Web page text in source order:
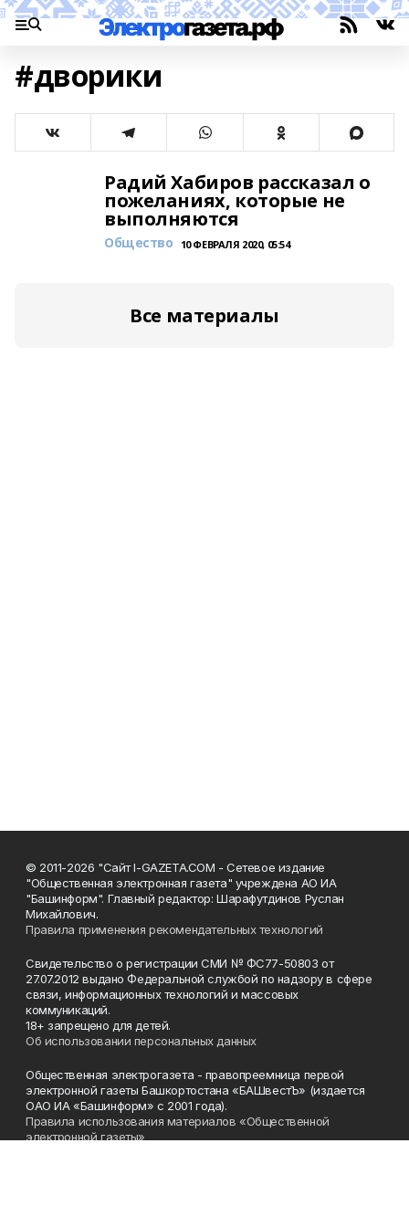
#дворики
Радий Хабиров рассказал о
пожеланиях, которые не
выполняются
Общество 10 ФЕВРАЛЯ 2020, 05:54
Все материалы
© 2011-2026 "Сайт I-GAZETA.COM - Сетевое издание
"Общественная электронная газета" учреждена АО ИА
"Башинформ". Главный редактор: Шарафутдинов Руслан
Михайлович.
Правила применения рекомендательных технологий
Свидетельство о регистрации СМИ № ФС77-50803 от
27.07.2012 выдано Федеральной службой по надзору в сфере
связи, информационных технологий и массовых
коммуникаций.
18+ запрещено для детей.
Об использовании персональных данных
Общественная электрогазета - правопреемница первой
электронной газеты Башкортостана «БАШвестЪ» (издается
ОАО ИА «Башинформ» с 2001 года).
Правила использования материалов «Общественной
электронной газеты»